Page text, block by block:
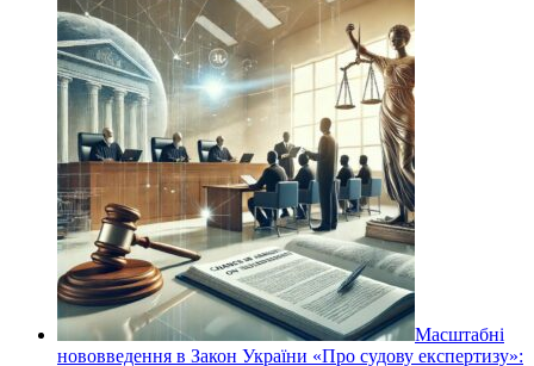
Масштабні
нововведення в Закон України «Про судову експертизу»: